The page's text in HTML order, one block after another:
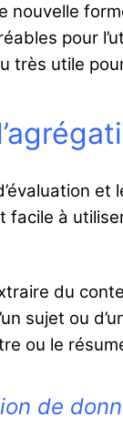
nouvelle
pour
très utile
facile à
du
sujet ou
ou le
de